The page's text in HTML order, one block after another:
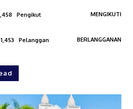
Pengikut MENGIKUTI
Pelanggan BERLANGGANAN